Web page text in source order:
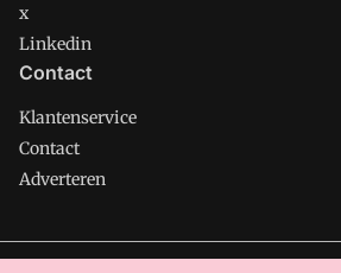
x
Linkedin
Contact
Klantenservice
Contact
Adverteren